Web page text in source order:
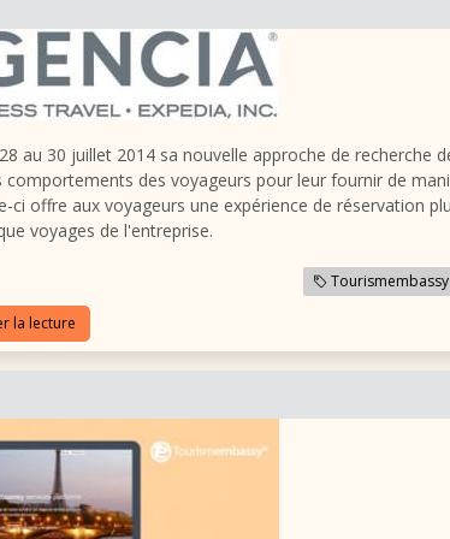
au 30 juillet 2014 sa nouvelle approche de recherche
des voyageurs pour leur fournir de
offre aux voyageurs une expérience de réservation
voyages de l'entreprise.
la lecture